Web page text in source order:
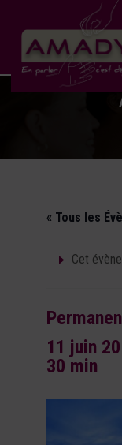
« Tous les
Cet
11 juin
30 min